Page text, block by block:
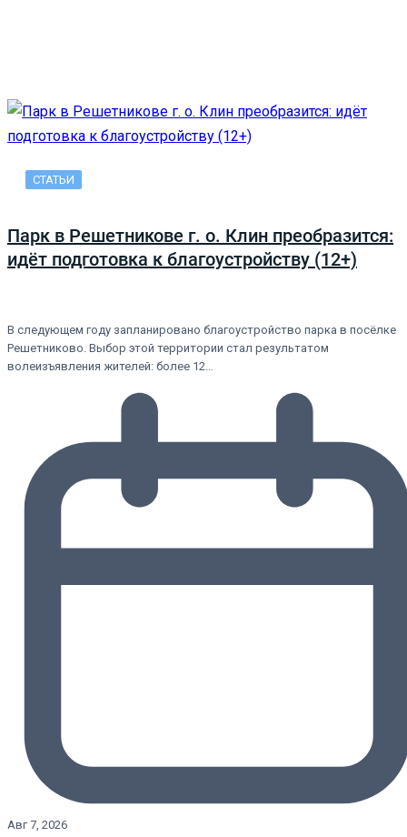
СТАТЬИ
Парк в Решетникове г. о. Клин преобразится:
идёт подготовка к благоустройству (12+)
В следующем году запланировано благоустройство парка в посёлке
Решетниково. Выбор этой территории стал результатом
волеизъявления жителей: более 12…
Авг 7, 2026